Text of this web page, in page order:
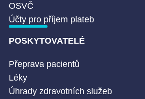
OSVČ
Účty pro příjem plateb
POSKYTOVATELÉ
Přeprava pacientů
Léky
Úhrady zdravotních služeb